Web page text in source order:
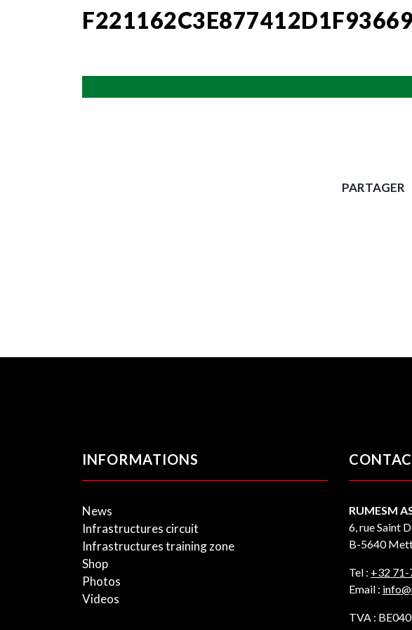
PARTAGER
INFORMATIONS
News
Infrastructures circuit
Infrastructures training zone
Shop
Photos
Videos
RUMESM
6, rue Saint
B-5640
Tel : +32 71-
Email :
TVA :